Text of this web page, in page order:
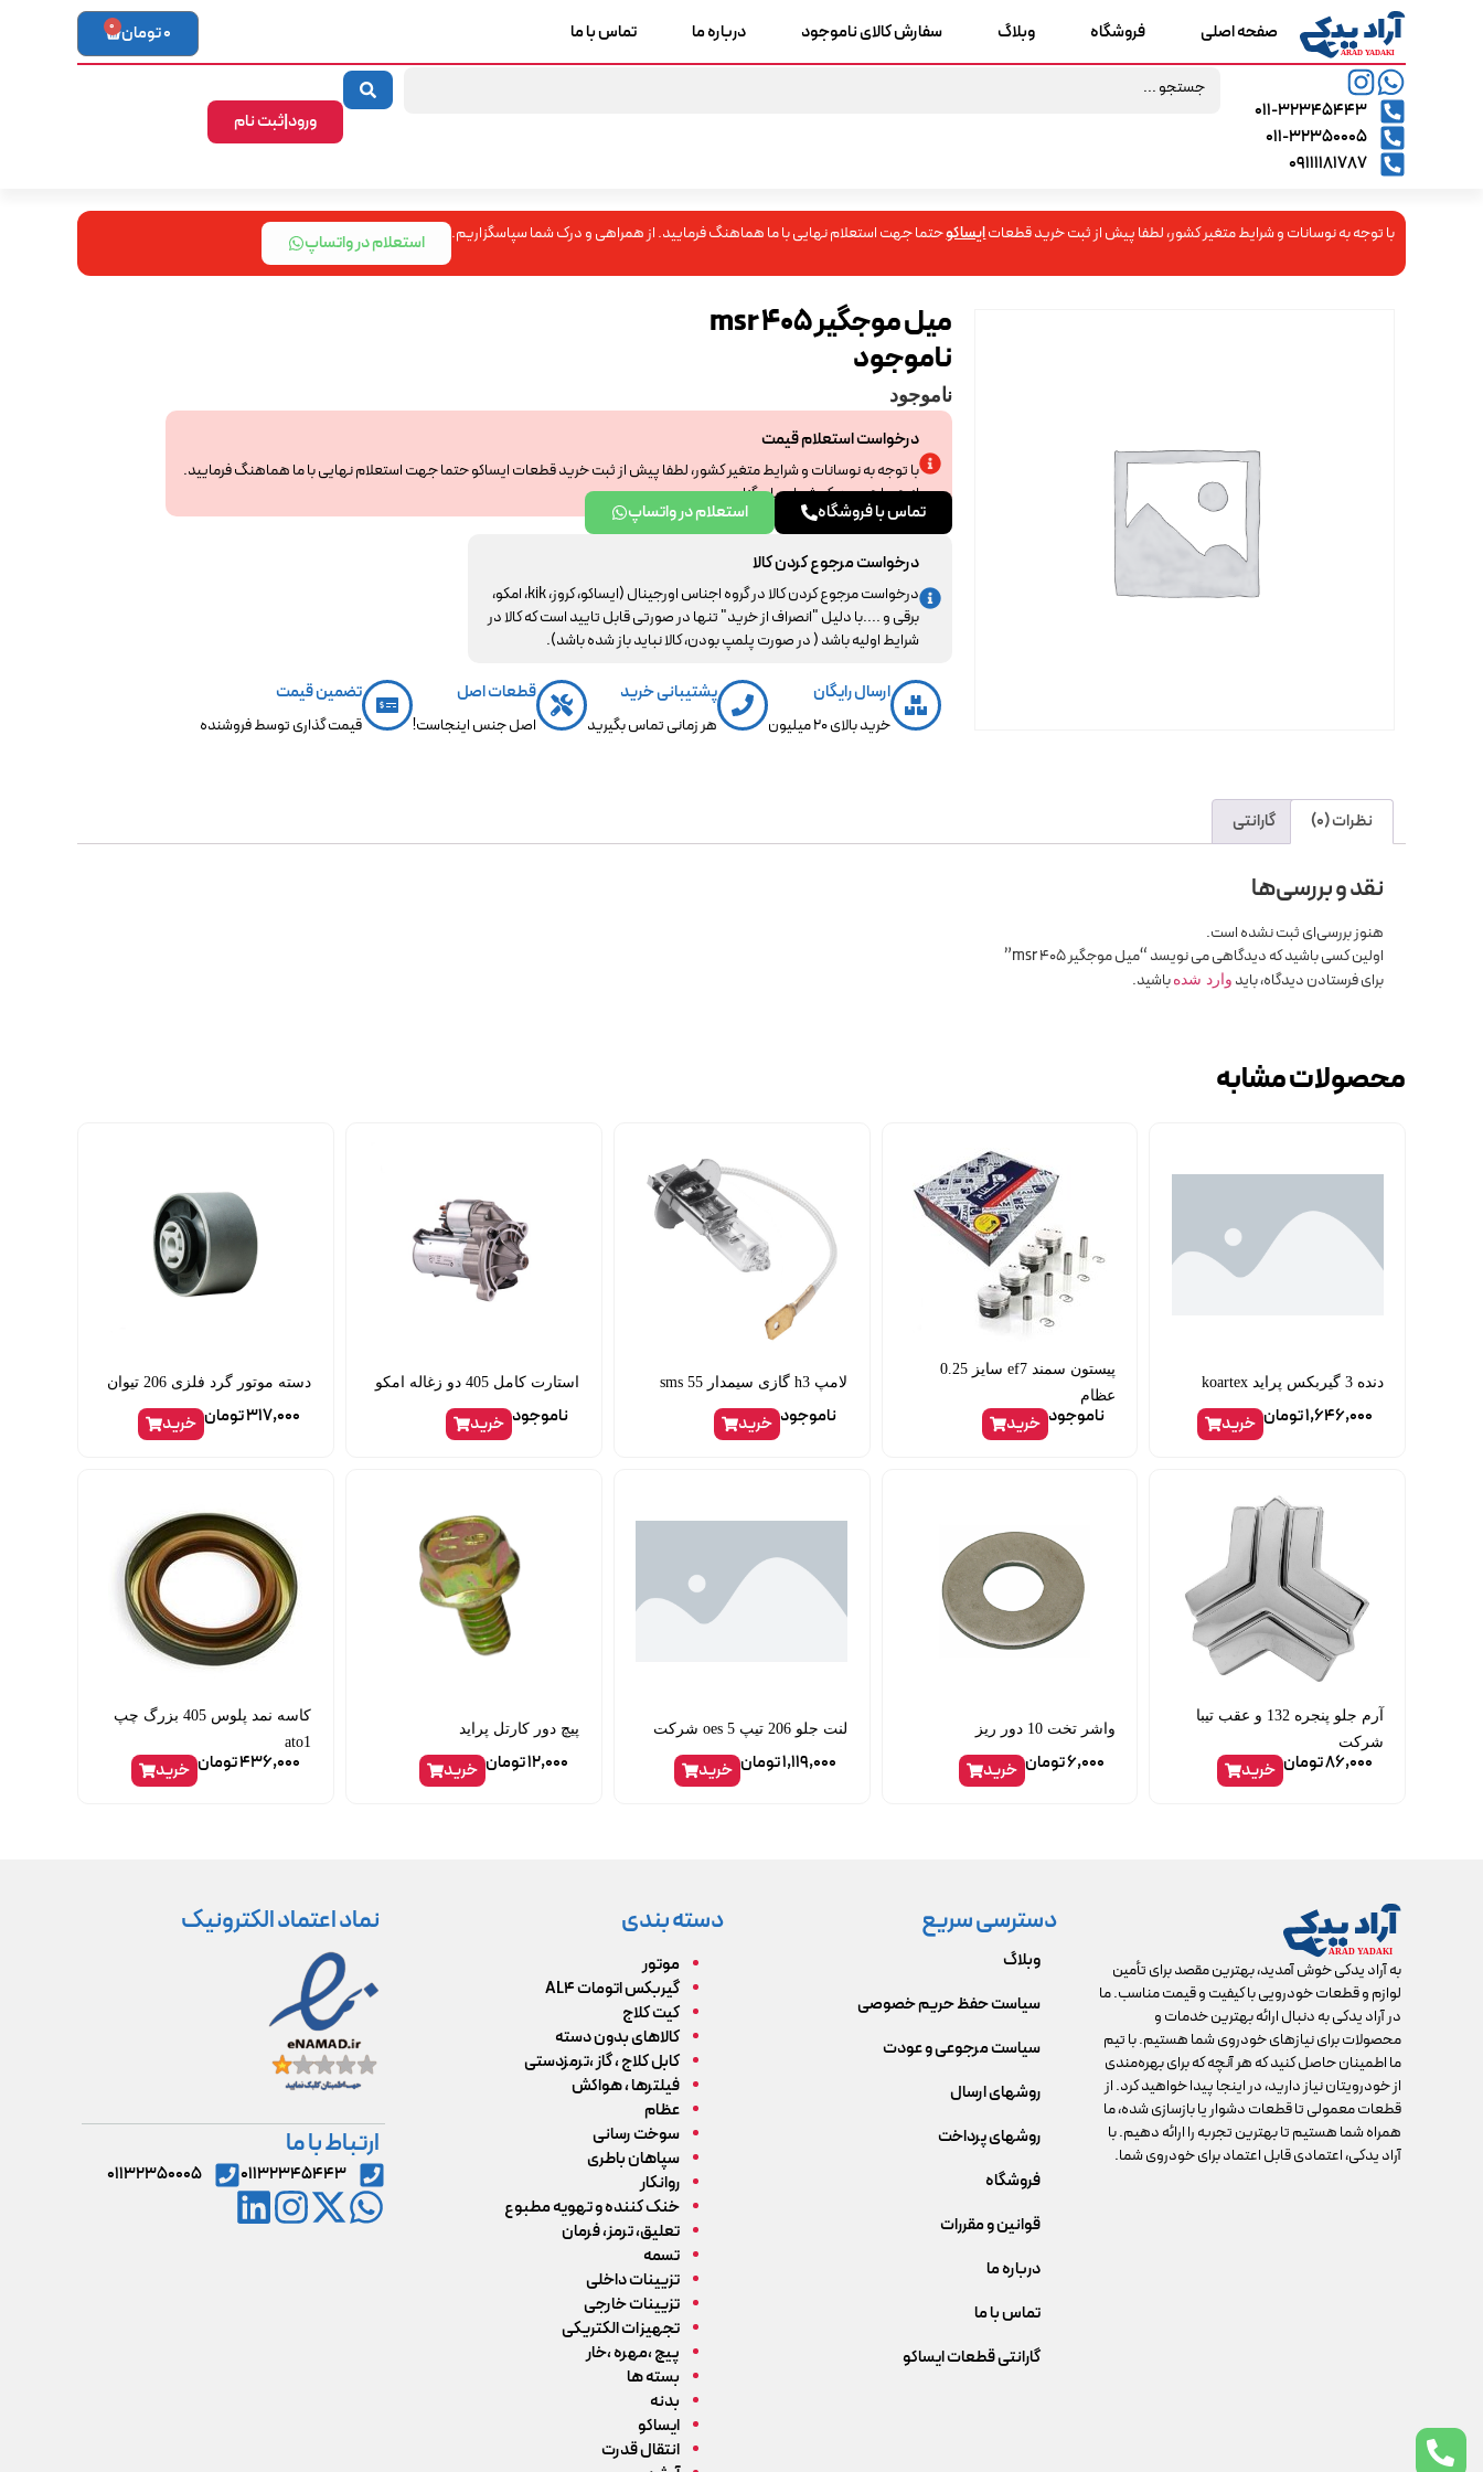
۰۱۱-۳۲۳۴۵۴۴۳
۰۱۱-۳۲۳۵۰۰۰۵
09111181787
ورود|ثبت نام
صفحه اصلی فروشگاه وبلاگ سفارش کالای ناموجود درباره ما تماس با ما 0تومان 0
با توجه به نوسانات و شرایط متغیر کشور، لطفا پیش از ثبت خرید قطعاتایساکوحتما جهت استعلام نهایی با ما هماهنگ فرمایید. از همراهی و درک شما سپاسگزاریم. استعلام در واتساپ
میل موجگیر 405 msr
ناموجود
ناموجود
درخواست استعلام قیمت
با توجه به نوسانات و شرایط متغیر کشور، لطفا پیش از ثبت خرید قطعات ایساکو حتما جهت استعلام نهایی با ما هماهنگ فرمایید.
از همراهی و درک شما سپاسگزاریم.
تماس با فروشگاه
استعلام در واتساپ
درخواست مرجوع کردن کالا
درخواست مرجوع کردن کالا در گروه اجناس اورجینال (ایساکو، کروز، kik، امکو،
برقی و ....با دلیل "انصراف از خرید" تنها در صورتی قابل تایید است که کالا در
شرایط اولیه باشد ( در صورت پلمپ بودن، کالا نباید باز شده باشد).
ارسال رایگان
خرید بالای 20 میلیون
پشتیبانی خرید
هر زمانی تماس بگیرید
قطعات اصل
اصل جنس اینجاست!
تضمین قیمت
قیمت گذاری توسط فروشنده
نظرات (0) گارانتی
نقد و بررسی‌ها
هنوز بررسی‌ای ثبت نشده است.
اولین کسی باشید که دیدگاهی می نویسد “میل موجگیر 405 msr”
برای فرستادن دیدگاه، باید وارد شده باشید.
محصولات مشابه
دنده 3 گیربکس پراید koartex
1,646,000تومان خرید
پیستون سمند ef7 سایز 0.25
عظام
ناموجود خرید
لامپ h3 گازی سیمدار 55 sms
ناموجود خرید
استارت کامل 405 دو زغاله امکو
ناموجود خرید
دسته موتور گرد فلزی 206 تیوان
317,000تومان خرید
آرم جلو پنجره 132 و عقب تیبا
شرکت
86,000تومان خرید
واشر تخت 10 دور ریز
6,000تومان خرید
لنت جلو 206 تیپ 5 oes شرکت
1,119,000تومان خرید
پیچ دور کارتل پراید
12,000تومان خرید
کاسه نمد پلوس 405 بزرگ چپ
ato1
436,000تومان خرید
به آراد یدکی خوش آمدید، بهترین مقصد برای تأمین
لوازم و قطعات خودرویی با کیفیت و قیمت مناسب. ما
در آراد یدکی به دنبال ارائه بهترین خدمات و
محصولات برای نیازهای خودروی شما هستیم. با تیم
ما اطمینان حاصل کنید که هر آنچه که برای بهره‌مندی
از خودرویتان نیاز دارید، در اینجا پیدا خواهید کرد. از
قطعات معمولی تا قطعات دشوار یا بازسازی شده، ما
همراه شما هستیم تا بهترین تجربه را ارائه دهیم. با
آراد یدکی، اعتمادی قابل اعتماد برای خودروی شما.
دسترسی سریع
وبلاگ
سیاست حفظ حریم خصوصی
سیاست مرجوعی و عودت
روشهای ارسال
روشهای پرداخت
فروشگاه
قوانین و مقررات
درباره ما
تماس با ما
گارانتی قطعات ایساکو
دسته بندی
موتور
گیربکس اتومات AL4
کیت کلاج
کالاهای بدون دسته
کابل کلاج ، گاز ،ترمزدستی
فیلترها ، هواکش
عظام
سوخت رسانی
سپاهان باطری
روانکار
خنک کننده و تهویه مطبوع
تعلیق، ترمز، فرمان
تسمه
تزیینات داخلی
تزیینات خارجی
تجهیزات الکتریکی
پیچ ،مهره ،خار
بسته ها
بدنه
ایساکو
انتقال قدرت
نماد اعتماد الکترونیک
ارتباط با ما
۰۱۱۳۲۳۴۵۴۴۳ ۰۱۱۳۲۳۵۰۰۰۵